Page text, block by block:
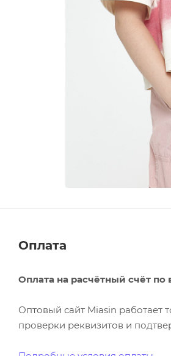
Оплата
Оплата на расчётный счёт по
Оптовый сайт Miasin
проверки реквизитов и